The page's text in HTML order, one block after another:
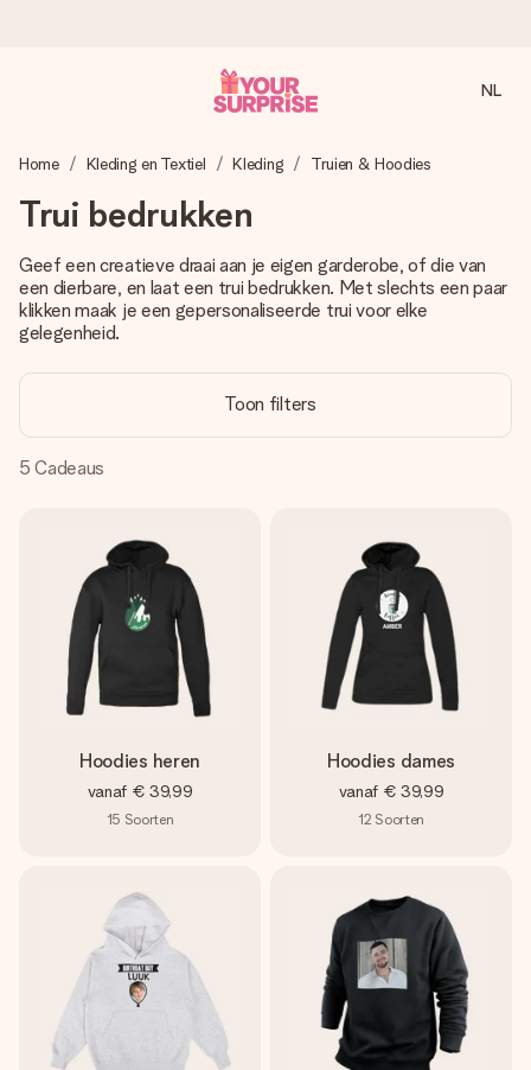
We maken jouw cadeau met zorg en zorgen dat het
het juiste moment, wanneer het het meeste betekent.
4,8 (gebaseerd op +8.000 reviews)
ons met een 4,7 op Google Reviews
Gratis wenskaartje
jullie foto of een boodschap die raakt. Zonder gedoe, maar
met alle aandacht voor het moment.
NL
Home Kleding en Textiel Kleding Truien & Hoodies
Trui bedrukken
Geef een creatieve draai aan je eigen garderobe, of die van
een dierbare, en laat een trui bedrukken. Met slechts een paar
klikken maak je een gepersonaliseerde trui voor elke
gelegenheid.
Toon filters
5 Cadeaus
Hoodies heren
vanaf € 39,99
15 Soorten
Hoodies dames
vanaf € 39,99
12 Soorten